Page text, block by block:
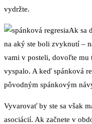
vydržte.
Ak sa
na aký ste boli zvyknutí –
vami v posteli, dovoľte mu
vyspalo. A keď spánková
pôvodným spánkovým
Vyvarovať by ste sa však
asociácií. Ak začnete v